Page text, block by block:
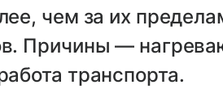
чем за их
Причины —
транспорта.